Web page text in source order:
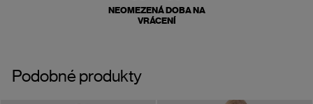
NEOMEZENÁ DOBA NA
VRÁCENÍ
Podobné produkty